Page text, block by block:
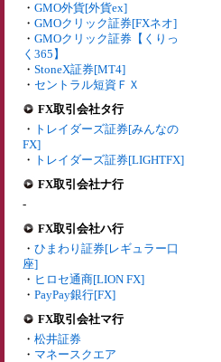
・ GMO外貨[外貨ex]
・ GMOクリック証券[FXネオ]
・ GMOクリック証券【くりっ
く365】
・ StoneX証券[MT4]
・ セントラル短資ＦＸ
FX取引会社タ行
・ トレイダーズ証券[みんなの
FX]
・ トレイダーズ証券[LIGHTFX]
FX取引会社ナ行
-
FX取引会社ハ行
・ ひまわり証券[レギュラー口
座]
・ ヒロセ通商[LION FX]
・ PayPay銀行[FX]
FX取引会社マ行
・ 松井証券
・ マネースクエア